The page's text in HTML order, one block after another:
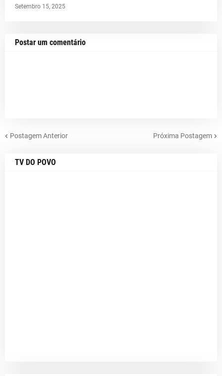
Setembro 15, 2025
Postar um comentário
Postagem Anterior Próxima Postagem
TV DO POVO